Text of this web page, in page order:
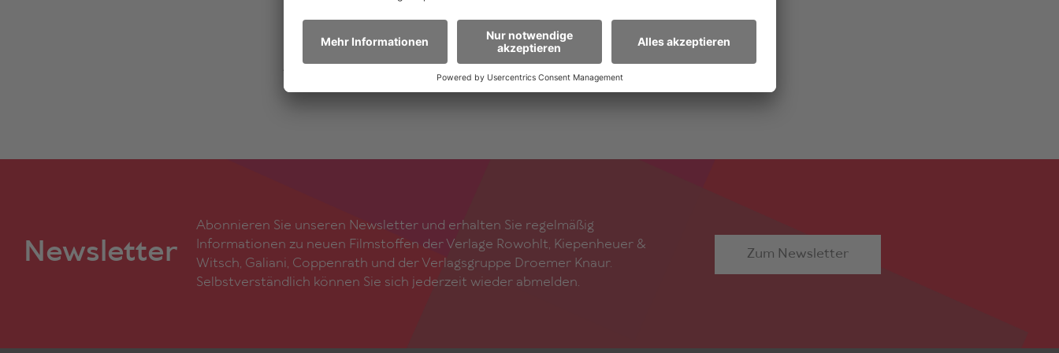
LINDA GRAZE
Linda Graze verbrachte ihre Kindheit im Nordschwarzwald. Nach einer
Ausbildung zur Dolmetscherin beschloss sie: Nicht die Texte anderer
übersetzen, lieber selber schreiben!
Newsletter
Abonnieren Sie unseren Newsletter und erhalten Sie regelmäßig
Informationen zu neuen Filmstoffen der Verlage Rowohlt, Kiepenheuer &
Witsch, Galiani, Coppenrath und der Verlagsgruppe Droemer Knaur.
Selbstverständlich können Sie sich jederzeit wieder abmelden.
Zum Newsletter